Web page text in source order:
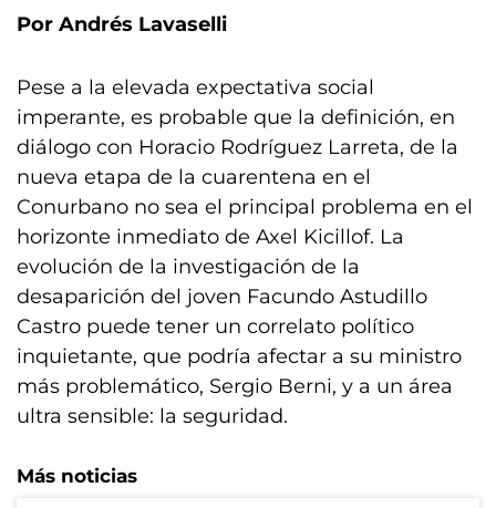
Por Andrés Lavaselli
Pese a la elevada expectativa social
imperante, es probable que la definición, en
diálogo con Horacio Rodríguez Larreta, de la
nueva etapa de la cuarentena en el
Conurbano no sea el principal problema en el
horizonte inmediato de Axel Kicillof. La
evolución de la investigación de la
desaparición del joven Facundo Astudillo
Castro puede tener un correlato político
inquietante, que podría afectar a su ministro
más problemático, Sergio Berni, y a un área
ultra sensible: la seguridad.
Más noticias